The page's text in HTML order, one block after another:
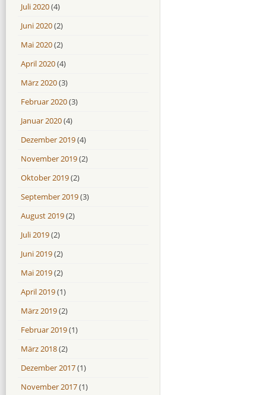
Juli 2020(4)
Juni 2020(2)
Mai 2020(2)
April 2020(4)
März 2020(3)
Februar 2020(3)
Januar 2020(4)
Dezember 2019(4)
November 2019(2)
Oktober 2019(2)
September 2019(3)
August 2019(2)
Juli 2019(2)
Juni 2019(2)
Mai 2019(2)
April 2019(1)
März 2019(2)
Februar 2019(1)
März 2018(2)
Dezember 2017(1)
November 2017(1)